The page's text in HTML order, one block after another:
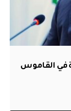
في القاموس